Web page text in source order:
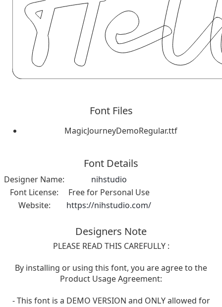
Font Files
MagicJourneyDemoRegular.ttf
Font Details
Designer Name:
nihstudio
Font License:
Free for Personal Use
Website:
https://nihstudio.com/
Designers Note
PLEASE READ THIS CAREFULLY :
By installing or using this font, you are agree to the
Product Usage Agreement:
- This font is a DEMO VERSION and ONLY allowed for